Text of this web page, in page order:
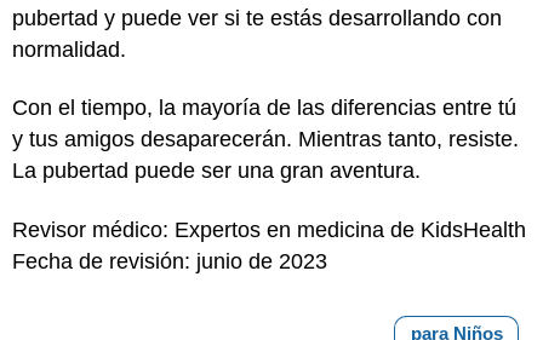
pubertad y puede ver si te estás desarrollando con
normalidad.
Con el tiempo, la mayoría de las diferencias entre tú
y tus amigos desaparecerán. Mientras tanto, resiste.
La pubertad puede ser una gran aventura.
Revisor médico: Expertos en medicina de KidsHealth
Fecha de revisión: junio de 2023
para Niños